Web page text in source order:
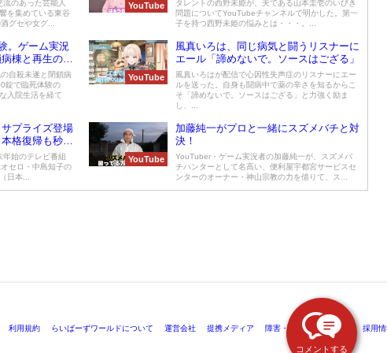
コメントする
のあった芸能人
を集めている東谷
グセや女グ...
YouTube
タレントの西野未姫が、夫である山本圭壱のいびき
問題についてYouTubeチャンネルで明かした。第一
子を持つ西野未姫の悩みとは・・・。...
。ゲーム実況
棟と再生の物
自殺未遂と閉鎖病
錠で臨死体験の
入院生活を経て
YouTube
風真いろは、同じ病気と闘うリスナーに
エール「諦めないで。ソースはござる」
風真いろはが配信で心因性失声症のリスナーにエー
ルを送った。自身も闘病中で薬の辛さを知るからこ
そ「諦めないで。ソースはござる」と力強く励ま
し、...
プライズ登場
格復帰も秒読
始のテレビ番組
セロ・中島知子の
日本...
YouTube
加藤純一がプロと一緒にスズメバチと対
決！
YouTuber・ゲーム実況者の加藤純一が、スズメバ
チハンターとして名高い、便利屋宇都宮サービスセ
ンターのオーナー・神山宗教の力を借りて、ス...
利用規約 らいばーずワールドについて 運営会社 提携メディア 障害・メンテナンス情報 採用情